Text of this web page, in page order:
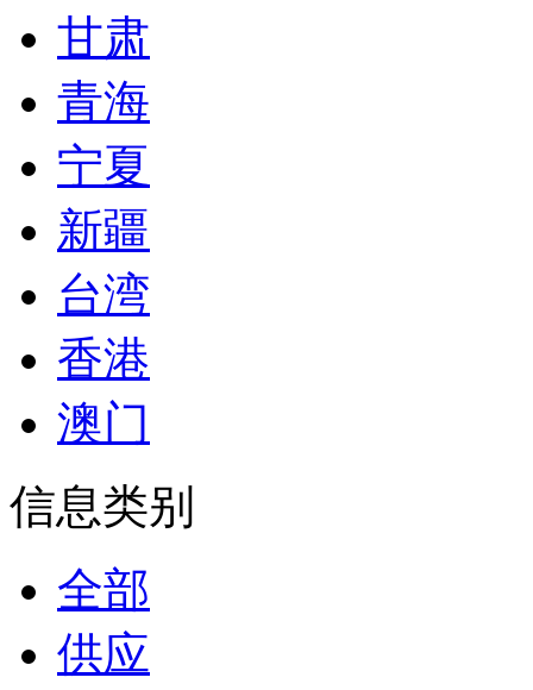
甘肃
青海
宁夏
新疆
台湾
香港
澳门
信息类别
全部
供应